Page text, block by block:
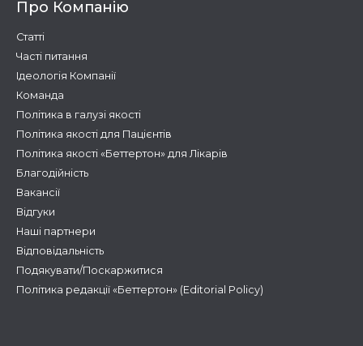
Про Компанію
Статті
Часті питання
Ідеологія Компанії
Команда
Політика в галузі якості
Політика якості для Пацієнтів
Політика якості «Беттертон» для Лікарів
Благодійність
Вакансії
Відгуки
Наші партнери
Відповідальність
Подякувати/Поскаржитися
Політика редакції «Беттертон» (Editorial Policy)